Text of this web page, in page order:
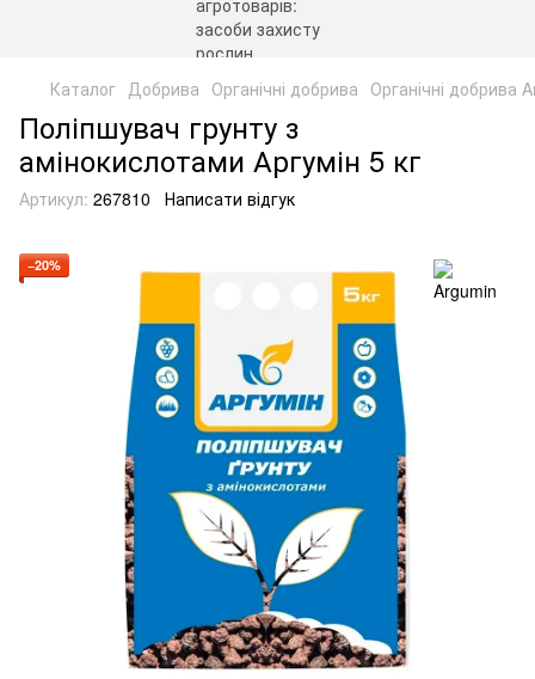
Каталог Добрива Органічні добрива Органічні добрива
Поліпшувач грунту з
амінокислотами Аргумін 5 кг
Артикул: 267810 Написати відгук
−20%